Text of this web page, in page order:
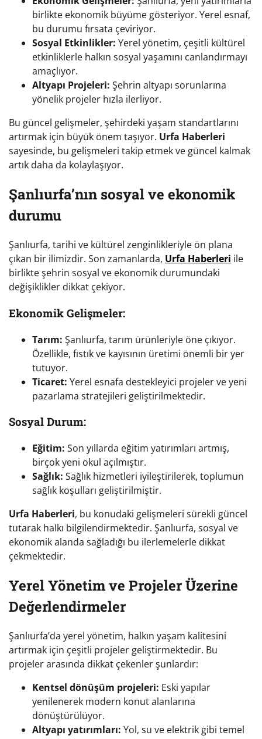
birlikte ekonomik büyüme gösteriyor. Yerel esnaf,
bu durumu fırsata çeviriyor.
Sosyal Etkinlikler: Yerel yönetim, çeşitli kültürel
etkinliklerle halkın sosyal yaşamını canlandırmayı
amaçlıyor.
Altyapı Projeleri: Şehrin altyapı sorunlarına
yönelik projeler hızla ilerliyor.
Bu güncel gelişmeler, şehirdeki yaşam standartlarını
artırmak için büyük önem taşıyor. Urfa Haberleri
sayesinde, bu gelişmeleri takip etmek ve güncel kalmak
artık daha da kolaylaşıyor.
Şanlıurfa’nın sosyal ve ekonomik
durumu
Şanlıurfa, tarihi ve kültürel zenginlikleriyle ön plana
çıkan bir ilimizdir. Son zamanlarda, Urfa Haberleri ile
birlikte şehrin sosyal ve ekonomik durumundaki
değişiklikler dikkat çekiyor.
Ekonomik Gelişmeler:
Tarım: Şanlıurfa, tarım ürünleriyle öne çıkıyor.
Özellikle, fıstık ve kayısının üretimi önemli bir yer
tutuyor.
Ticaret: Yerel esnafa destekleyici projeler ve yeni
pazarlama stratejileri geliştirilmektedir.
Sosyal Durum:
Eğitim: Son yıllarda eğitim yatırımları artmış,
birçok yeni okul açılmıştır.
Sağlık: Sağlık hizmetleri iyileştirilerek, toplumun
sağlık koşulları geliştirilmiştir.
Urfa Haberleri, bu konudaki gelişmeleri sürekli güncel
tutarak halkı bilgilendirmektedir. Şanlıurfa, sosyal ve
ekonomik alanda sağladığı bu ilerlemelerle dikkat
çekmektedir.
Yerel Yönetim ve Projeler Üzerine
Değerlendirmeler
Şanlıurfa’da yerel yönetim, halkın yaşam kalitesini
artırmak için çeşitli projeler geliştirmektedir. Bu
projeler arasında dikkat çekenler şunlardır:
Kentsel dönüşüm projeleri: Eski yapılar
yenilenerek modern konut alanlarına
dönüştürülüyor.
Altyapı yatırımları: Yol, su ve elektrik gibi temel